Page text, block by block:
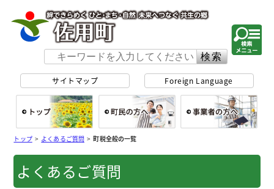
サイトマップ Foreign Language
総合トップ
トップ> よくあるご質問>町税全般の一覧
よくあるご質問